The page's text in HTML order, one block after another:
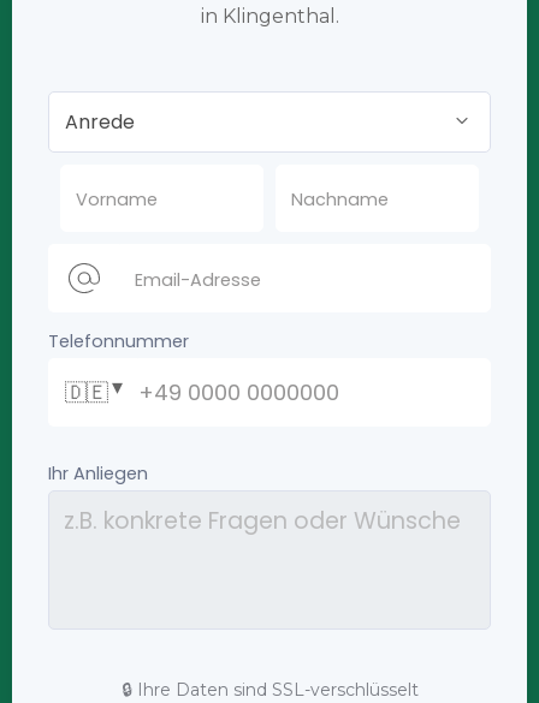
in Klingenthal.
🔒 Ihre Daten sind SSL-verschlüsselt